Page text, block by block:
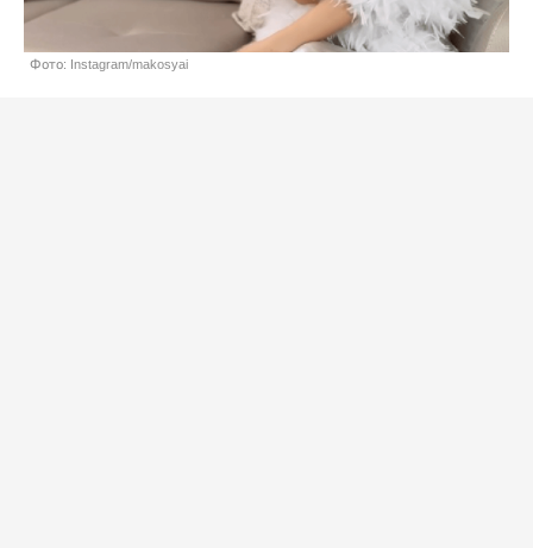
Фото: Instagram/makosyai